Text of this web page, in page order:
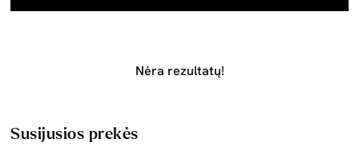
Nėra rezultatų!
Susijusios prekės